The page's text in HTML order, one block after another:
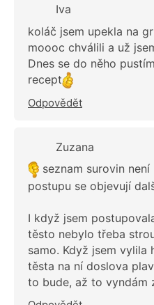
Iva
koláč jsem upekla na
moooc chválili a už
Dnes se do něho
recept
Odpovědět
Zuzana
seznam surovin
postupu se objevují
I když jsem
těsto nebylo třeba
samo. Když jsem vylila
těsta na ní doslova
to bude, až to vyndám